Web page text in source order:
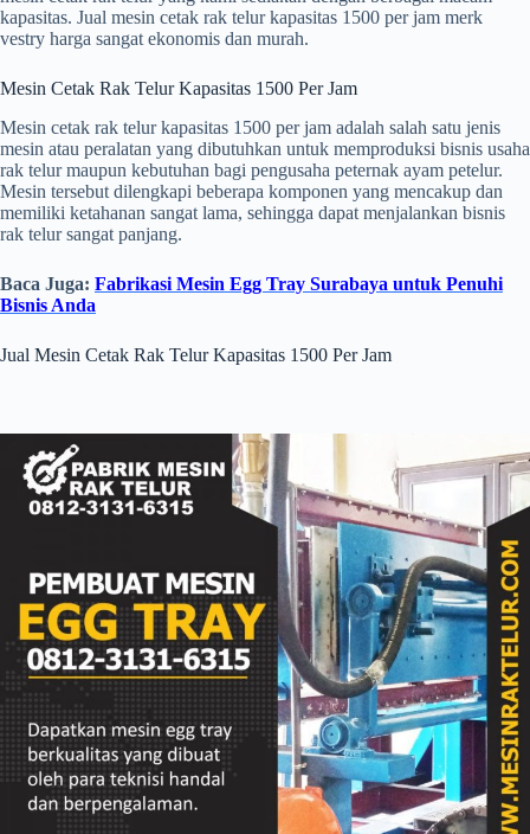
kapasitas. Jual mesin cetak rak telur kapasitas 1500 per jam merk
vestry harga sangat ekonomis dan murah.
Mesin Cetak Rak Telur Kapasitas 1500 Per Jam
Mesin cetak rak telur kapasitas 1500 per jam adalah salah satu jenis
mesin atau peralatan yang dibutuhkan untuk memproduksi bisnis usaha
rak telur maupun kebutuhan bagi pengusaha peternak ayam petelur.
Mesin tersebut dilengkapi beberapa komponen yang mencakup dan
memiliki ketahanan sangat lama, sehingga dapat menjalankan bisnis
rak telur sangat panjang.
Baca Juga: Fabrikasi Mesin Egg Tray Surabaya untuk Penuhi
Bisnis Anda
Jual Mesin Cetak Rak Telur Kapasitas 1500 Per Jam